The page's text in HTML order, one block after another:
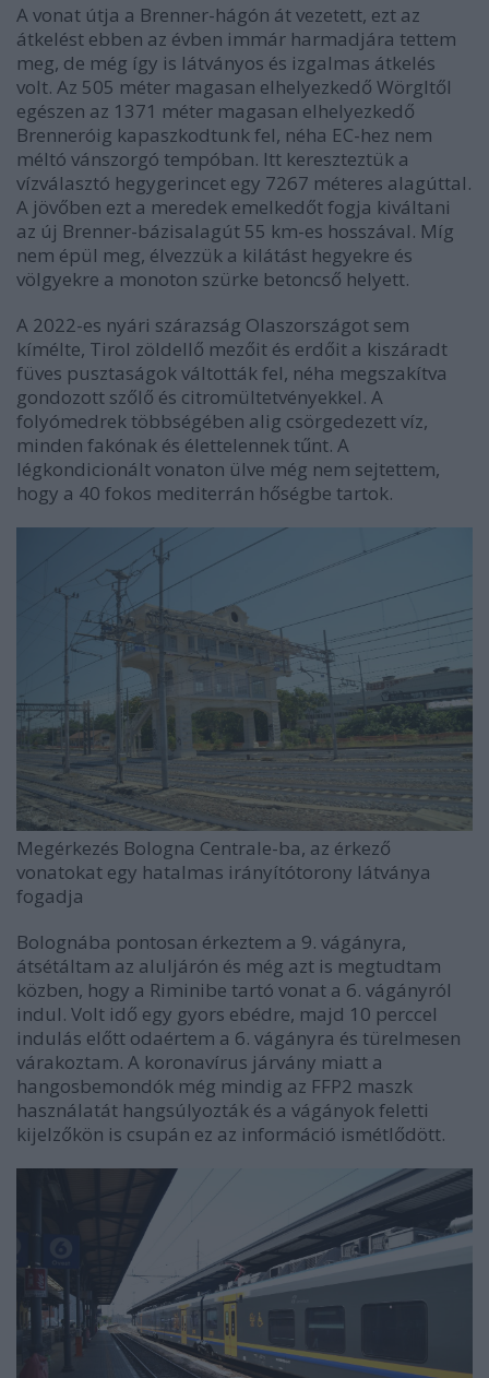
A vonat útja a Brenner-hágón át vezetett, ezt az
átkelést ebben az évben immár harmadjára tettem
meg, de még így is látványos és izgalmas átkelés
volt. Az 505 méter magasan elhelyezkedő Wörgltől
egészen az 1371 méter magasan elhelyezkedő
Brenneróig kapaszkodtunk fel, néha EC-hez nem
méltó vánszorgó tempóban. Itt kereszteztük a
vízválasztó hegygerincet egy 7267 méteres alagúttal.
A jövőben ezt a meredek emelkedőt fogja kiváltani
az új Brenner-bázisalagút 55 km-es hosszával. Míg
nem épül meg, élvezzük a kilátást hegyekre és
völgyekre a monoton szürke betoncső helyett.
A 2022-es nyári szárazság Olaszországot sem
kímélte, Tirol zöldellő mezőit és erdőit a kiszáradt
füves pusztaságok váltották fel, néha megszakítva
gondozott szőlő és citromültetvényekkel. A
folyómedrek többségében alig csörgedezett víz,
minden fakónak és élettelennek tűnt. A
légkondicionált vonaton ülve még nem sejtettem,
hogy a 40 fokos mediterrán hőségbe tartok.
Megérkezés Bologna Centrale-ba, az érkező
vonatokat egy hatalmas irányítótorony látványa
fogadja
Bolognába pontosan érkeztem a 9. vágányra,
átsétáltam az aluljárón és még azt is megtudtam
közben, hogy a Riminibe tartó vonat a 6. vágányról
indul. Volt idő egy gyors ebédre, majd 10 perccel
indulás előtt odaértem a 6. vágányra és türelmesen
várakoztam. A koronavírus járvány miatt a
hangosbemondók még mindig az FFP2 maszk
használatát hangsúlyozták és a vágányok feletti
kijelzőkön is csupán ez az információ ismétlődött.